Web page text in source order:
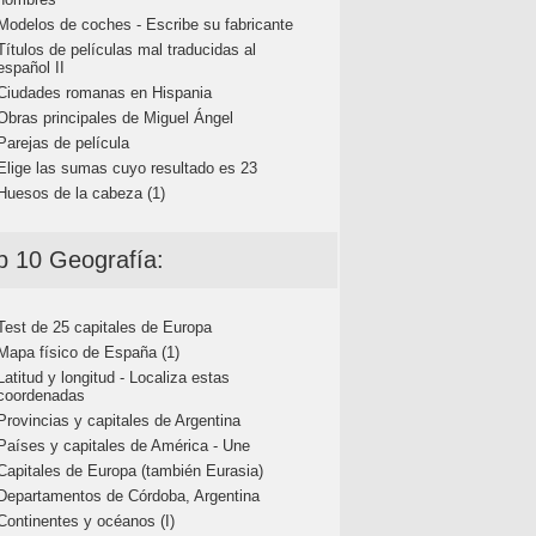
de coches - Escribe su fabricante
de películas mal traducidas al
II
romanas en Hispania
principales de Miguel Ángel
de película
las sumas cuyo resultado es 23
de la cabeza (1)
10 Geografía:
de 25 capitales de Europa
físico de España (1)
y longitud - Localiza estas
y capitales de Argentina
y capitales de América - Une
de Europa (también Eurasia)
de Córdoba, Argentina
y océanos (I)